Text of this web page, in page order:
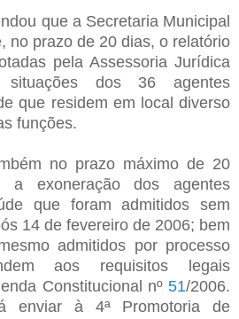
que a Secretaria Municipal
no prazo de 20 dias, o relatório
pela Assessoria Jurídica
dos 36 agentes
que residem em local diverso
funções.
no prazo máximo de 20
a exoneração dos agentes
que foram admitidos sem
14 de fevereiro de 2006; bem
admitidos por processo
aos requisitos legais
Constitucional nº 51/2006.
enviar à 4ª Promotoria de